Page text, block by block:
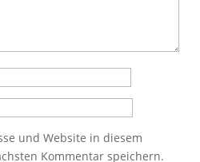
und Website in diesem
Kommentar speichern.